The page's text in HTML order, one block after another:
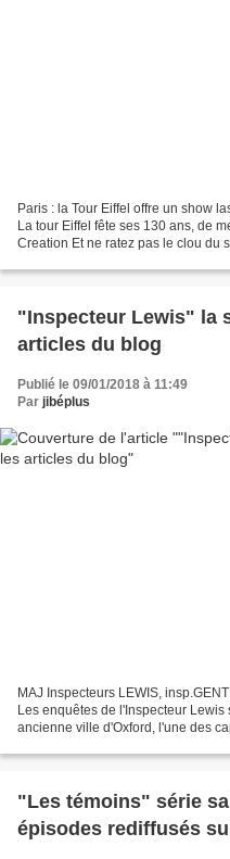
Paris : la Tour Eiffel offre un show
La tour Eiffel fête ses 130 ans, de
Creation Et ne ratez pas le clou du
"Inspecteur Lewis" la
articles du blog
Publié le 09/01/2018 à 11:49
Par jibéplus
MAJ Inspecteurs LEWIS,
Les enquêtes de l'Inspecteur
ancienne ville d'Oxford, l'une des
"Les témoins" série
épisodes rediffusés